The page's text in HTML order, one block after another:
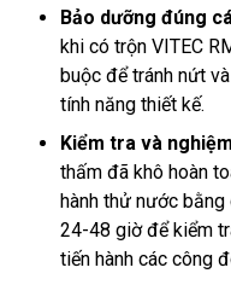
Bảo dưỡng đúng
khi có trộn VITEC
buộc để tránh nứt
tính năng thiết kế.
Kiểm tra và
thấm đã khô hoàn
hành thử nước
24-48 giờ để kiểm
tiến hành các công